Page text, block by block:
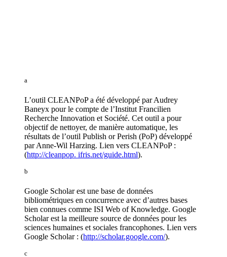
a
L’outil CLEANPoP a été développé par Audrey
Baneyx pour le compte de l’Institut Francilien
Recherche Innovation et Société. Cet outil a pour
objectif de nettoyer, de manière automatique, les
résultats de l’outil Publish or Perish (PoP) développé
par Anne-Wil Harzing. Lien vers CLEANPoP :
(http://cleanpop. ifris.net/guide.html).
b
Google Scholar est une base de données
bibliométriques en concurrence avec d’autres bases
bien connues comme ISI Web of Knowledge. Google
Scholar est la meilleure source de données pour les
sciences humaines et sociales francophones. Lien vers
Google Scholar : (http://scholar.google.com/).
c